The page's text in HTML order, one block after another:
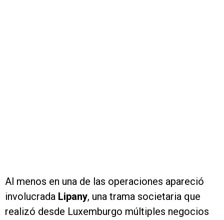
Al menos en una de las operaciones apareció
involucrada Lipany, una trama societaria que
realizó desde Luxemburgo múltiples negocios